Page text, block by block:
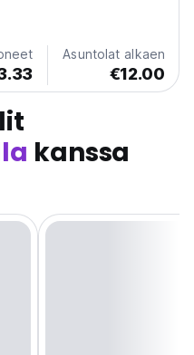
and the
from all over...
Asuntolat alkaen
€12.00
kanssa